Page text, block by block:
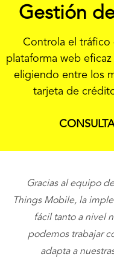
Gestión
Controla el tráfico
plataforma web
eligiendo entre los
tarjeta de
Gracias al equipo
Things Mobile, la
fácil tanto a nivel
podemos trabajar
adapta a